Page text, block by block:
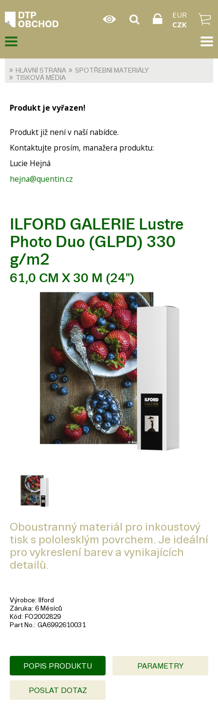
EUR
CZK
HLAVNÍ STRANA
SPOTŘEBNÍ MATERIÁLY
TISKOVÁ MÉDIA
Produkt je vyřazen!
Produkt již není v naší nabídce.
Kontaktujte prosím, manažera produktu:
Lucie Hejná
hejna@quentin.cz
ILFORD GALERIE Lustre
Photo Duo (GLPD) 330
g/m2
61,0 CM X 30 M (24")
Oboustranný materiál pro inkoustový
tisk s pololesklým povrchem. Je ideální
pro vykreslení barev a vynikajících
detailů.
Výrobce
Ilford
Záruka 6 Měsíců
Kód
FO2002829
Part No. GA6992610031
POPIS PRODUKTU PARAMETRY
POSLAT DOTAZ